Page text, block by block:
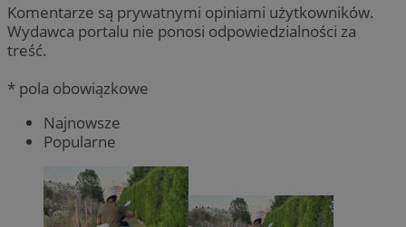
Komentarze są prywatnymi opiniami użytkowników.
Wydawca portalu nie ponosi odpowiedzialności za
treść.
* pola obowiązkowe
Najnowsze
Popularne